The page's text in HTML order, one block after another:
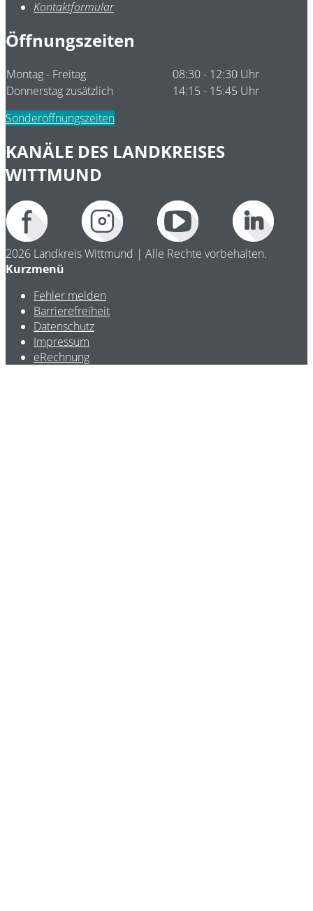
Kontaktformular
Öffnungszeiten
Montag - Freitag
08:30 - 12:30 Uhr
Donnerstag zusätzlich
14:15 - 15:45 Uhr
Sonderöffnungszeiten
KANÄLE DES LANDKREISES
WITTMUND
2026 Landkreis Wittmund | Alle Rechte vorbehalten.
Kurzmenü
Fehler melden
Barrierefreiheit
Datenschutz
Impressum
eRechnung